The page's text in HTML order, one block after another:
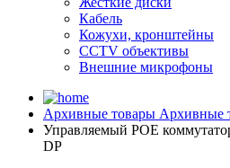
Кабель
Кожухи, кронштейны
CCTV объективы
Внешние микрофоны
Архивные товары Архивные
Управляемый POE
DP